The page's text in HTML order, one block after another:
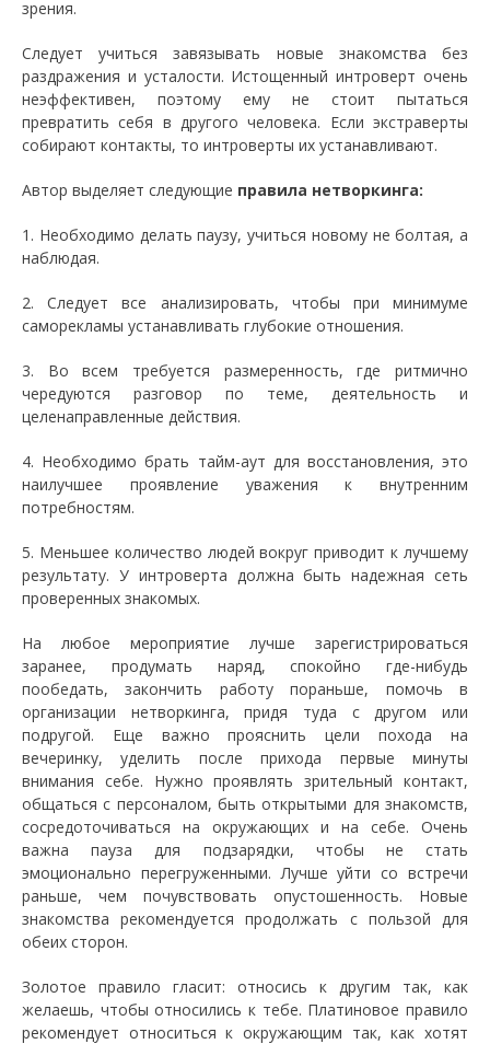
зрения.
Следует учиться завязывать новые знакомства без
раздражения и усталости. Истощенный интроверт очень
неэффективен, поэтому ему не стоит пытаться
превратить себя в другого человека. Если экстраверты
собирают контакты, то интроверты их устанавливают.
Автор выделяет следующие правила нетворкинга:
1. Необходимо делать паузу, учиться новому не болтая, а
наблюдая.
2. Следует все анализировать, чтобы при минимуме
саморекламы устанавливать глубокие отношения.
3. Во всем требуется размеренность, где ритмично
чередуются разговор по теме, деятельность и
целенаправленные действия.
4. Необходимо брать тайм-аут для восстановления, это
наилучшее проявление уважения к внутренним
потребностям.
5. Меньшее количество людей вокруг приводит к лучшему
результату. У интроверта должна быть надежная сеть
проверенных знакомых.
На любое мероприятие лучше зарегистрироваться
заранее, продумать наряд, спокойно где-нибудь
пообедать, закончить работу пораньше, помочь в
организации нетворкинга, придя туда с другом или
подругой. Еще важно прояснить цели похода на
вечеринку, уделить после прихода первые минуты
внимания себе. Нужно проявлять зрительный контакт,
общаться с персоналом, быть открытыми для знакомств,
сосредоточиваться на окружающих и на себе. Очень
важна пауза для подзарядки, чтобы не стать
эмоционально перегруженными. Лучше уйти со встречи
раньше, чем почувствовать опустошенность. Новые
знакомства рекомендуется продолжать с пользой для
обеих сторон.
Золотое правило гласит: относись к другим так, как
желаешь, чтобы относились к тебе. Платиновое правило
рекомендует относиться к окружающим так, как хотят